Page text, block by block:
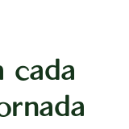
cada